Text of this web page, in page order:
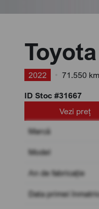
2022 71.550 km
ID Stoc #31667
Vezi preț
Marcă
Model
An de fabricație
Data primei